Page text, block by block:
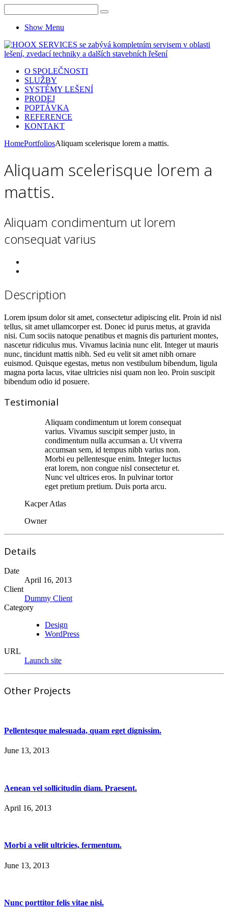
Show Menu
O SPOLEČNOSTI
SLUŽBY
SYSTÉMY LEŠENÍ
PRODEJ
POPTÁVKA
REFERENCE
KONTAKT
HomePortfoliosAliquam scelerisque lorem a mattis.
Aliquam scelerisque lorem a
mattis.
Aliquam condimentum ut lorem
consequat varius
Description
Lorem ipsum dolor sit amet, consectetur adipiscing elit. Proin id nisl
tellus, sit amet ullamcorper est. Donec id purus metus, at gravida
nisi. Cum sociis natoque penatibus et magnis dis parturient montes,
nascetur ridiculus mus. Vivamus lacinia nunc elit. Integer ut mauris
nunc, tincidunt mattis nibh. Sed eu velit sit amet nibh ornare
euismod. Quisque egestas, metus non vestibulum bibendum, ligula
magna porta lacus, vitae ultricies nisi quam non leo. Proin suscipit
bibendum odio id posuere.
Testimonial
Aliquam condimentum ut lorem consequat
varius. Vivamus suscipit semper justo, in
condimentum nulla accumsan a. Ut viverra
accumsan sem, id tempus nibh varius non.
Morbi eu pellentesque enim. Integer luctus
erat lorem, non congue nisl consectetur et.
Nunc vel ultrices eros. In pulvinar tortor
eget pretium pretium. Duis porta arcu.
Kacper Atlas
Owner
Details
Date
April 16, 2013
Client
Dummy Client
Category
Design
WordPress
URL
Launch site
Other Projects
Pellentesque malesuada, quam eget dignissim.
June 13, 2013
Aenean vel sollicitudin diam. Praesent.
April 16, 2013
Morbi a velit ultricies, fermentum.
June 13, 2013
Nunc porttitor felis vitae nisi.